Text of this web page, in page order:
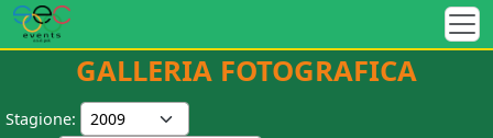
GALLERIA FOTOGRAFICA
Stagione: